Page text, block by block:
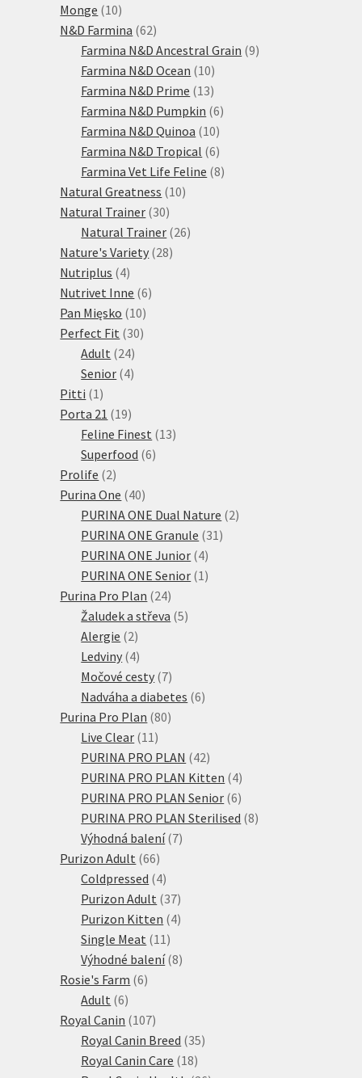
Monge 1010
produktů
N&D Farmina 6262
produktů
Farmina N&D Ancestral Grain 99
Farmina N&D Ocean 1010
produktů
Farmina N&D Prime 1313
produktů
Farmina N&D Pumpkin 66
Farmina N&D Quinoa 1010
produktů
Farmina N&D Tropical 66
produktů
Farmina Vet Life Feline 88
Natural Greatness 1010
Natural Trainer 3030
produktů
Natural Trainer 2626
Nature's Variety 2828
Nutriplus 44
produkty
Nutrivet Inne 66
Pan Mięsko 1010
produktů
Perfect Fit 3030
Adult 2424
produktů
Senior 44
Pitti 11
produkt
Porta 21 1919
produktů
Feline Finest 1313
Superfood 66
Prolife 22
produkty
Purina One 4040
produktů
PURINA ONE Dual Nature 22
PURINA ONE Granule 3131
PURINA ONE Junior 44
produkty
PURINA ONE Senior 11
Purina Pro Plan 2424
produktů
Žaludek a střeva 55
Alergie 22
produkty
Ledviny 44
produkty
Močové cesty 77
produktů
Nadváha a diabetes 66
Purina Pro Plan 8080
Live Clear 1111
produktů
PURINA PRO PLAN 4242
produktů
PURINA PRO PLAN Kitten 44
produkty
PURINA PRO PLAN Senior 66
produktů
PURINA PRO PLAN Sterilised 88
Výhodná balení 77
Purizon Adult 6666
produktů
Coldpressed 44
produkty
Purizon Adult 3737
produktů
Purizon Kitten 44
Single Meat 1111
produktů
Výhodné balení 88
Rosie's Farm 66
Adult 66
produktů
Royal Canin 107107
produktů
Royal Canin Breed 3535
Royal Canin Care 1818